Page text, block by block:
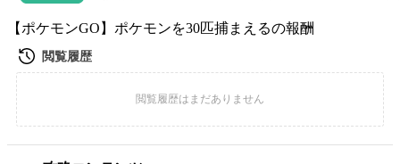
【ポケモンGO】ポケモンを30匹捕まえるの報酬